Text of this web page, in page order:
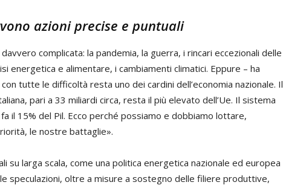
azioni precise e puntuali
complicata: la pandemia, la guerra, i rincari eccezionali delle
energetica e alimentare, i cambiamenti climatici. Eppure – ha
tutte le difficoltà resta uno dei cardini dell’economia nazionale. Il
pari a 33 miliardi circa, resta il più elevato dell’Ue. Il sistema
il 15% del Pil. Ecco perché possiamo e dobbiamo lottare,
le nostre battaglie».
su larga scala, come una politica energetica nazionale ed europea
speculazioni, oltre a misure a sostegno delle filiere produttive,